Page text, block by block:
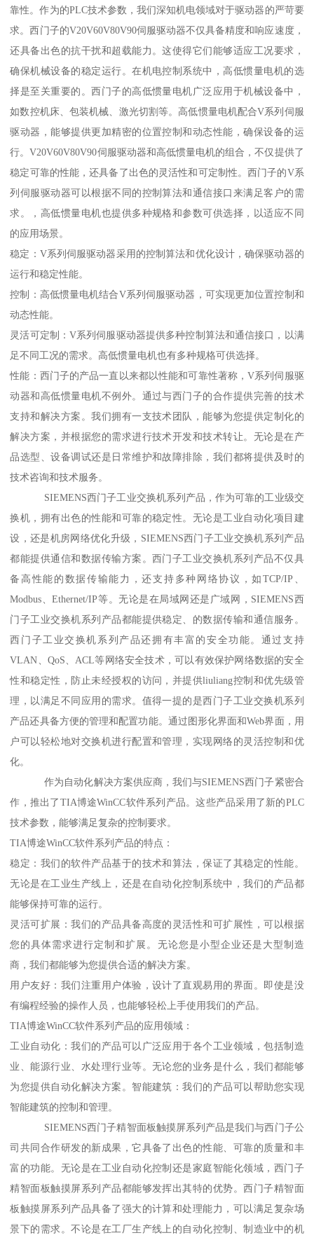
靠性。作为的PLC技术参数，我们深知机电领域对于驱动器的严苛要
求。西门子的V20V60V80V90伺服驱动器不仅具备精度和响应速度，
还具备出色的抗干扰和超载能力。这使得它们能够适应工况要求，
确保机械设备的稳定运行。在机电控制系统中，高低惯量电机的选
择是至关重要的。西门子的高低惯量电机广泛应用于机械设备中，
如数控机床、包装机械、激光切割等。高低惯量电机配合V系列伺服
驱动器，能够提供更加精密的位置控制和动态性能，确保设备的运
行。V20V60V80V90伺服驱动器和高低惯量电机的组合，不仅提供了
稳定可靠的性能，还具备了出色的灵活性和可定制性。西门子的V系
列伺服驱动器可以根据不同的控制算法和通信接口来满足客户的需
求。，高低惯量电机也提供多种规格和参数可供选择，以适应不同
的应用场景。
稳定：V系列伺服驱动器采用的控制算法和优化设计，确保驱动器的
运行和稳定性能。
控制：高低惯量电机结合V系列伺服驱动器，可实现更加位置控制和
动态性能。
灵活可定制：V系列伺服驱动器提供多种控制算法和通信接口，以满
足不同工况的需求。高低惯量电机也有多种规格可供选择。
性能：西门子的产品一直以来都以性能和可靠性著称，V系列伺服驱
动器和高低惯量电机不例外。通过与西门子的合作提供完善的技术
支持和解决方案。我们拥有一支技术团队，能够为您提供定制化的
解决方案，并根据您的需求进行技术开发和技术转让。无论是在产
品选型、设备调试还是日常维护和故障排除，我们都将提供及时的
技术咨询和技术服务。
SIEMENS西门子工业交换机系列产品，作为可靠的工业级交
换机，拥有出色的性能和可靠的稳定性。无论是工业自动化项目建
设，还是机房网络优化升级，SIEMENS西门子工业交换机系列产品
都能提供通信和数据传输方案。西门子工业交换机系列产品不仅具
备高性能的数据传输能力，还支持多种网络协议，如TCP/IP、
Modbus、Ethernet/IP等。无论是在局域网还是广域网，SIEMENS西
门子工业交换机系列产品都能提供稳定、的数据传输和通信服务。
西门子工业交换机系列产品还拥有丰富的安全功能。通过支持
VLAN、QoS、ACL等网络安全技术，可以有效保护网络数据的安全
性和稳定性，防止未经授权的访问，并提供liuliang控制和优先级管
理，以满足不同应用的需求。值得一提的是西门子工业交换机系列
产品还具备方便的管理和配置功能。通过图形化界面和Web界面，用
户可以轻松地对交换机进行配置和管理，实现网络的灵活控制和优
化。
作为自动化解决方案供应商，我们与SIEMENS西门子紧密合
作，推出了TIA博途WinCC软件系列产品。这些产品采用了新的PLC
技术参数，能够满足复杂的控制要求。
TIA博途WinCC软件系列产品的特点：
稳定：我们的软件产品基于的技术和算法，保证了其稳定的性能。
无论是在工业生产线上，还是在自动化控制系统中，我们的产品都
能够保持可靠的运行。
灵活可扩展：我们的产品具备高度的灵活性和可扩展性，可以根据
您的具体需求进行定制和扩展。无论您是小型企业还是大型制造
商，我们都能够为您提供合适的解决方案。
用户友好：我们注重用户体验，设计了直观易用的界面。即使是没
有编程经验的操作人员，也能够轻松上手使用我们的产品。
TIA博途WinCC软件系列产品的应用领域：
工业自动化：我们的产品可以广泛应用于各个工业领域，包括制造
业、能源行业、水处理行业等。无论您的业务是什么，我们都能够
为您提供自动化解决方案。智能建筑：我们的产品可以帮助您实现
智能建筑的控制和管理。
SIEMENS西门子精智面板触摸屏系列产品是我们与西门子公
司共同合作研发的新成果，它具备了出色的性能、可靠的质量和丰
富的功能。无论是在工业自动化控制还是家庭智能化领域，西门子
精智面板触摸屏系列产品都能够发挥出其特的优势。西门子精智面
板触摸屏系列产品具备了强大的计算和处理能力，可以满足复杂场
景下的需求。不论是在工厂生产线上的自动化控制、制造业中的机